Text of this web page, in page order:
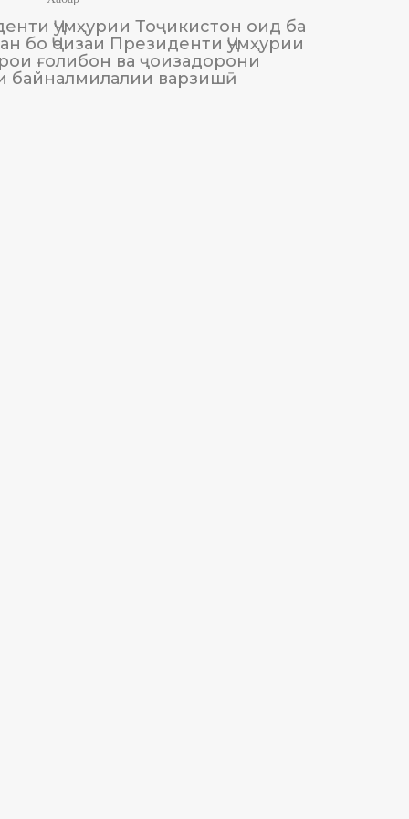
Ҷумҳурии Тоҷикистон оид ба
бо Ҷоизаи Президенти Ҷумҳурии
ғолибон ва ҷоизадорони
байналмилалии варзишӣ